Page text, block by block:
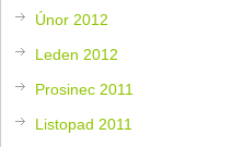
Únor 2012
Leden 2012
Prosinec 2011
Listopad 2011